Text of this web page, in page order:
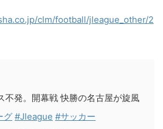
clm/football/jleague_other/2
不発。開幕戦 快勝の名古屋が旋風
グ #Jleague #サッカー